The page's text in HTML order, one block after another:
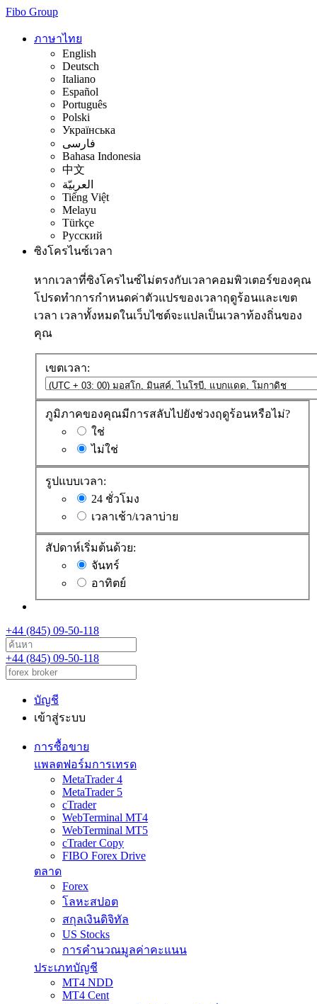
Fibo Group
ภาษาไทย
English
Deutsch
Italiano
Español
Português
Polski
Українська
فارسی
Bahasa Indonesia
中文
العربيّة
Tiếng Việt
Melayu
Türkçe
Русский
ซิงโครไนซ์เวลา
หากเวลาที่ซิงโครไนซ์ไม่ตรงกับเวลาคอมพิวเตอร์ของคุณ
โปรดทำการกำหนดค่าตัวแปรของเวลาฤดูร้อนและเขต
เวลา เวลาทั้งหมดในเว็บไซต์จะแปลเป็นเวลาท้องถิ่นของ
คุณ
เขตเวลา:
ภูมิภาคของคุณมีการสลับไปยังช่วงฤดูร้อนหรือไม่?
ใช่
ไม่ใช่
รูปแบบเวลา:
24 ชั่วโมง
เวลาเช้า/เวลาบ่าย
สัปดาห์เริ่มต้นด้วย:
จันทร์
อาทิตย์
+44 (845) 09-50-118
+44 (845) 09-50-118
บัญชี
เข้าสู่ระบบ
การซื้อขาย
แพลตฟอร์มการเทรด
MetaTrader 4
MetaTrader 5
cTrader
WebTerminal MT4
WebTerminal MT5
cTrader Copy
FIBO Forex Drive
ตลาด
Forex
โลหะสปอต
สกุลเงินดิจิทัล
US Stocks
การคำนวณมูลค่าคะแนน
ประเภทบัญชี
MT4 NDD
MT4 Cent